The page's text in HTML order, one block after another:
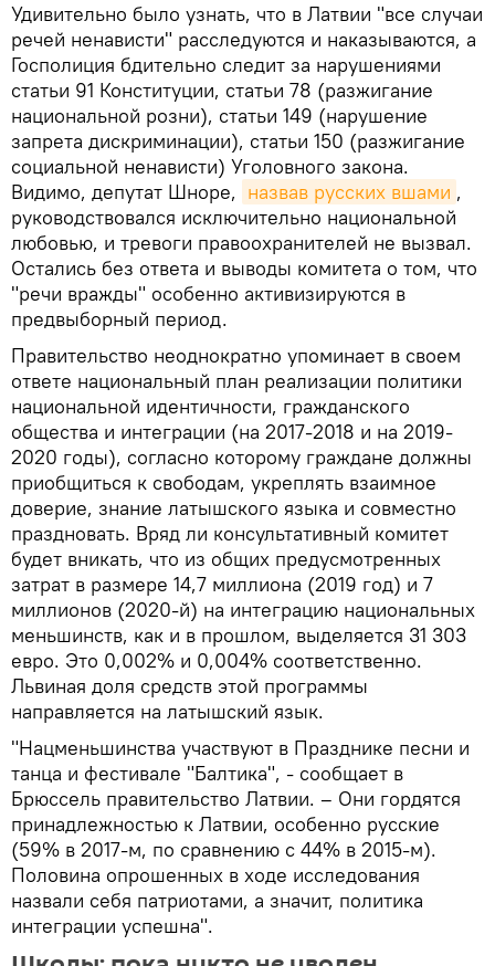
Удивительно было узнать, что в Латвии "все случаи
речей ненависти" расследуются и наказываются, а
Госполиция бдительно следит за нарушениями
статьи 91 Конституции, статьи 78 (разжигание
национальной розни), статьи 149 (нарушение
запрета дискриминации), статьи 150 (разжигание
социальной ненависти) Уголовного закона.
Видимо, депутат Шноре, назвав русских вшами ,
руководствовался исключительно национальной
любовью, и тревоги правоохранителей не вызвал.
Остались без ответа и выводы комитета о том, что
"речи вражды" особенно активизируются в
предвыборный период.
Правительство неоднократно упоминает в своем
ответе национальный план реализации политики
национальной идентичности, гражданского
общества и интеграции (на 2017-2018 и на 2019-
2020 годы), согласно которому граждане должны
приобщиться к свободам, укреплять взаимное
доверие, знание латышского языка и совместно
праздновать. Вряд ли консультативный комитет
будет вникать, что из общих предусмотренных
затрат в размере 14,7 миллиона (2019 год) и 7
миллионов (2020-й) на интеграцию национальных
меньшинств, как и в прошлом, выделяется 31 303
евро. Это 0,002% и 0,004% соответственно.
Львиная доля средств этой программы
направляется на латышский язык.
"Нацменьшинства участвуют в Празднике песни и
танца и фестивале "Балтика", - сообщает в
Брюссель правительство Латвии. – Они гордятся
принадлежностью к Латвии, особенно русские
(59% в 2017-м, по сравнению с 44% в 2015-м).
Половина опрошенных в ходе исследования
назвали себя патриотами, а значит, политика
интеграции успешна".